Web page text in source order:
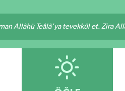
Allâhü Teâlâ'ya tevekkül et. Zira